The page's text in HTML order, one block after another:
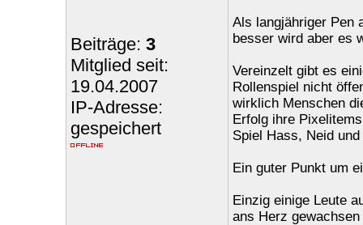
Beiträge: 3
Mitglied seit:
19.04.2007
IP-Adresse:
gespeichert
Als langjähriger Pen
besser wird aber es
Vereinzelt gibt es
Rollenspiel nicht
wirklich Menschen
Erfolg ihre
Spiel Hass, Neid
Ein guter Punkt um
Einzig einige Leute
ans Herz